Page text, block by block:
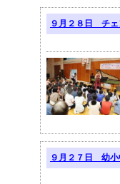
９月２８日 チェ
９月２７日 幼小